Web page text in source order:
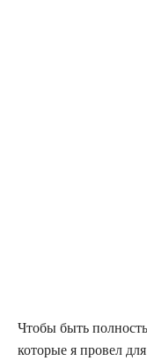
Чтобы быть
которые я провел